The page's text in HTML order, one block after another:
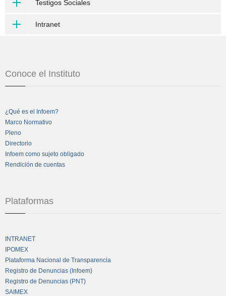
Testigos Sociales
Intranet
Conoce el Instituto
¿Qué es el Infoem?
Marco Normativo
Pleno
Directorio
Infoem como sujeto obligado
Rendición de cuentas
Plataformas
INTRANET
IPOMEX
Plataforma Nacional de Transparencia
Registro de Denuncias (Infoem)
Registro de Denuncias (PNT)
SAIMEX